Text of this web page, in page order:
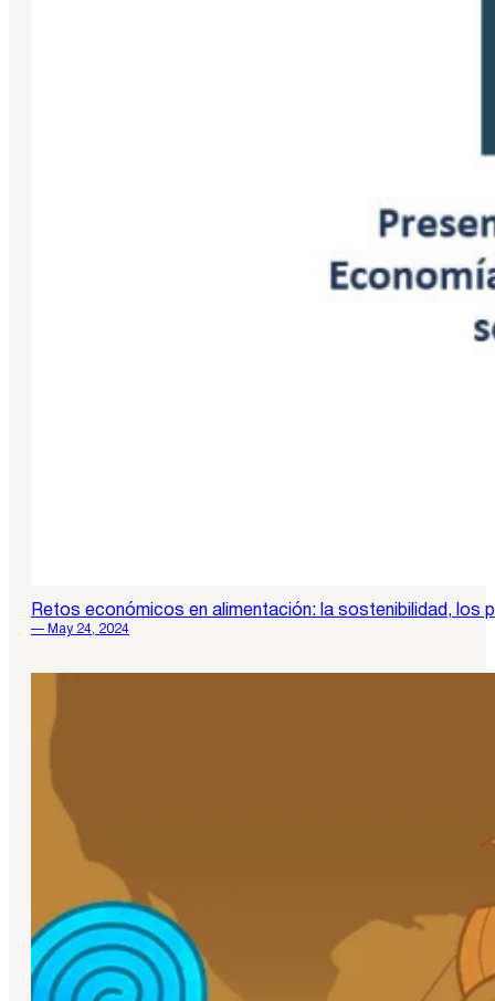
Retos económicos en alimentación: la sostenibilidad, los
— May 24, 2024